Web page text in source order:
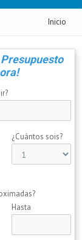
Inicio
¿Cuántos sois?
Hasta